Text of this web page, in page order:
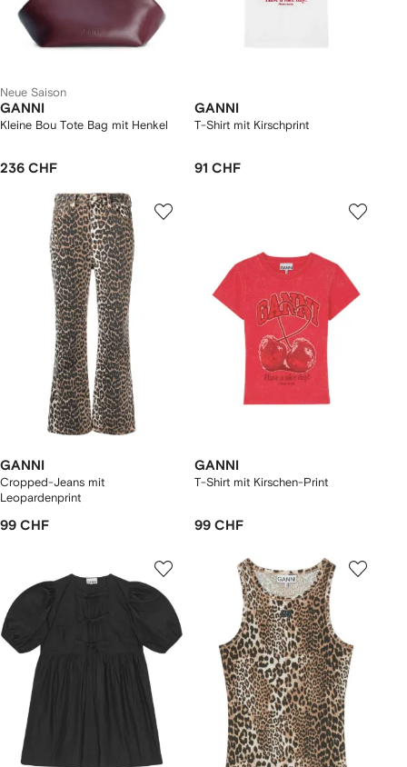
Neue Saison
GANNI
Kleine Bou Tote Bag mit Henkel
236 CHF
GANNI
T-Shirt mit Kirschprint
91 CHF
GANNI
Cropped-Jeans mit
Leopardenprint
99 CHF
GANNI
T-Shirt mit Kirschen-Print
99 CHF